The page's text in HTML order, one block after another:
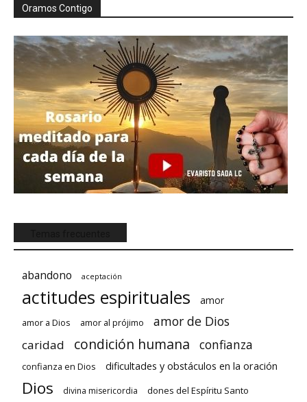
Oramos Contigo
abandono aceptación
actitudes espirituales amor
amor a Dios amor al prójimo amor de Dios
caridad condición humana confianza
confianza en Dios dificultades y obstáculos en la oración
Dios divina misericordia dones del Espíritu Santo